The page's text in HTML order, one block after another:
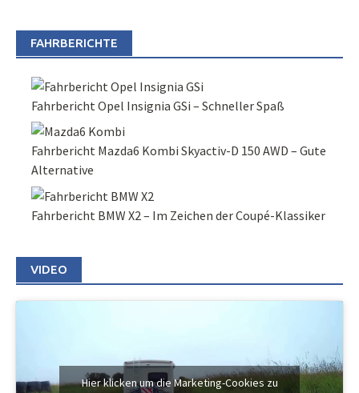
FAHRBERICHTE
Fahrbericht Opel Insignia GSi – Schneller Spaß
Fahrbericht Mazda6 Kombi Skyactiv-D 150 AWD – Gute
Alternative
Fahrbericht BMW X2 – Im Zeichen der Coupé-Klassiker
VIDEO
Hier klicken um die Marketing-Cookies zu